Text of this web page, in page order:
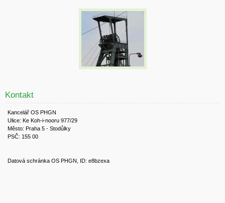
Kontakt
Kancelář OS PHGN
Ulice: Ke Koh-i-nooru 977/29
Město: Praha 5 - Stodůlky
PSČ: 155 00
Datová schránka OS PHGN, ID: e8bzexa